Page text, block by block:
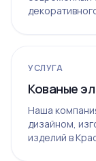
УСЛУГА
Кованые
Наша
дизайном,
изделий в